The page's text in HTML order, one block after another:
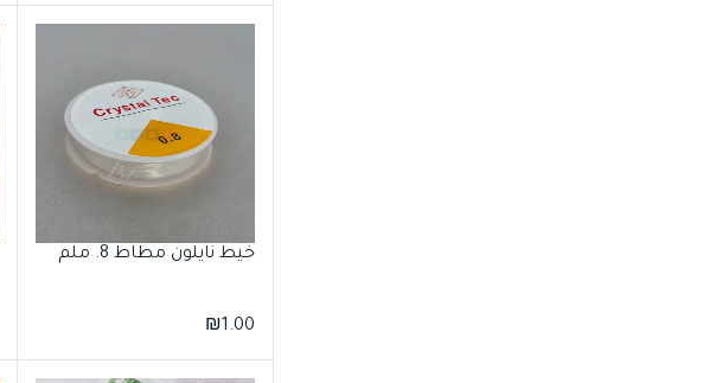
خيط نايلون مطاط 8. ملم
₪1.00